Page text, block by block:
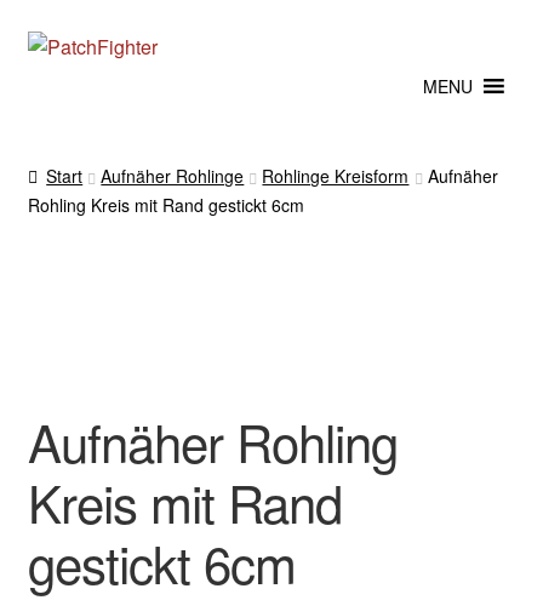
Zur
Zum
MENU
Start Aufnäher Rohlinge Rohlinge Kreisform
Aufnäher
Rohling Kreis mit Rand gestickt 6cm
Aufnäher Rohling
Kreis mit Rand
gestickt 6cm